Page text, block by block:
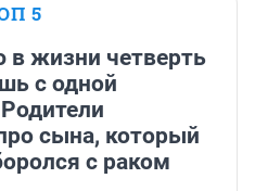
5
жизни четверть
с одной
сына, который
с раком